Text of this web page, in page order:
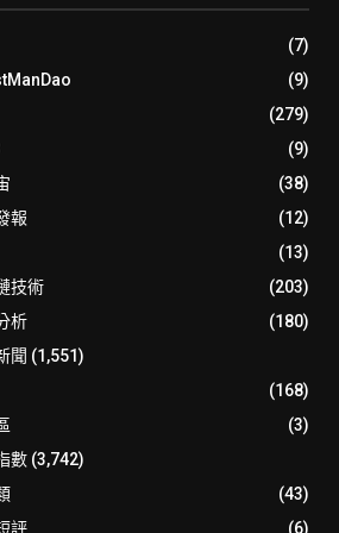
(7)
(9)
(279)
(9)
(38)
報
(12)
(13)
技術
(203)
析
(180)
聞 (1,551)
(168)
(3)
數(3,742)
(43)
評
(6)